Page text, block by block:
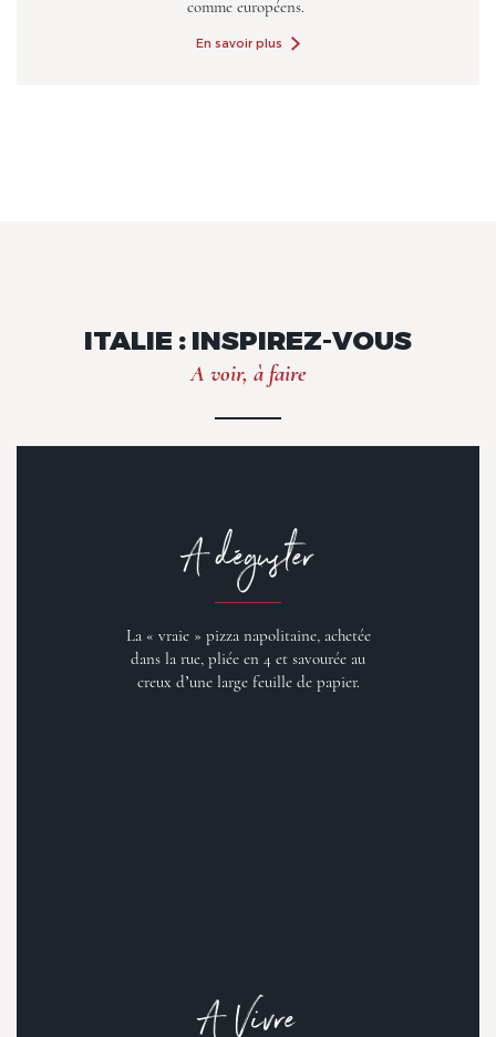
comme européens.
En savoir plus
ITALIE : INSPIREZ-VOUS
A voir, à faire
A déguster
La « vraie » pizza napolitaine, achetée
dans la rue, pliée en 4 et savourée au
creux d’une large feuille de papier.
A Vivre